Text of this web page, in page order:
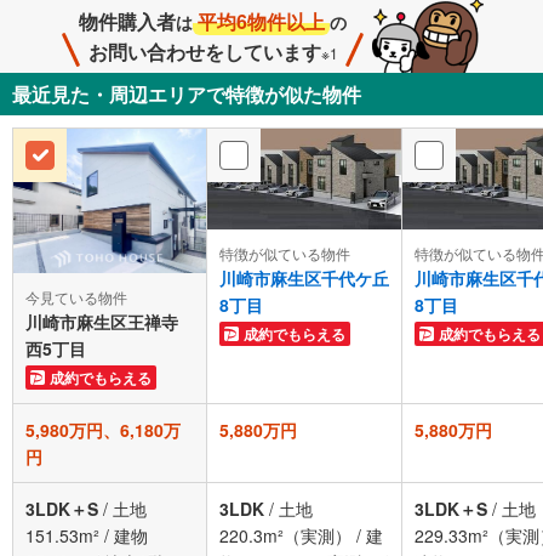
物件購入者は 平均6物件以上 の
お問い合わせをしています※1
最近見た・周辺エリアで特徴が似た物件
今見ている物件
川崎市麻生区王禅寺
西5丁目
成約でもらえる
特徴が似ている物件
川崎市麻生区千代ケ丘
8丁目
成約でもらえる
特徴が似ている物
川崎市麻生区千
8丁目
成約でもらえる
5,980万円、6,180万
円
5,880万円 5,880万円
3LDK＋S / 土地
151.53m² / 建物
3LDK / 土地
220.3m²（実測）
/ 建
3LDK＋S / 土地
229.33m²（実